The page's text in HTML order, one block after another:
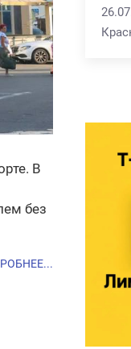
В
без